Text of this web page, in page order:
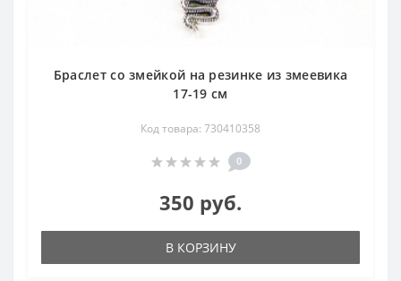
Браслет со змейкой на резинке из змеевика
17-19 см
Код товара: 730410358
0
350 руб.
В КОРЗИНУ